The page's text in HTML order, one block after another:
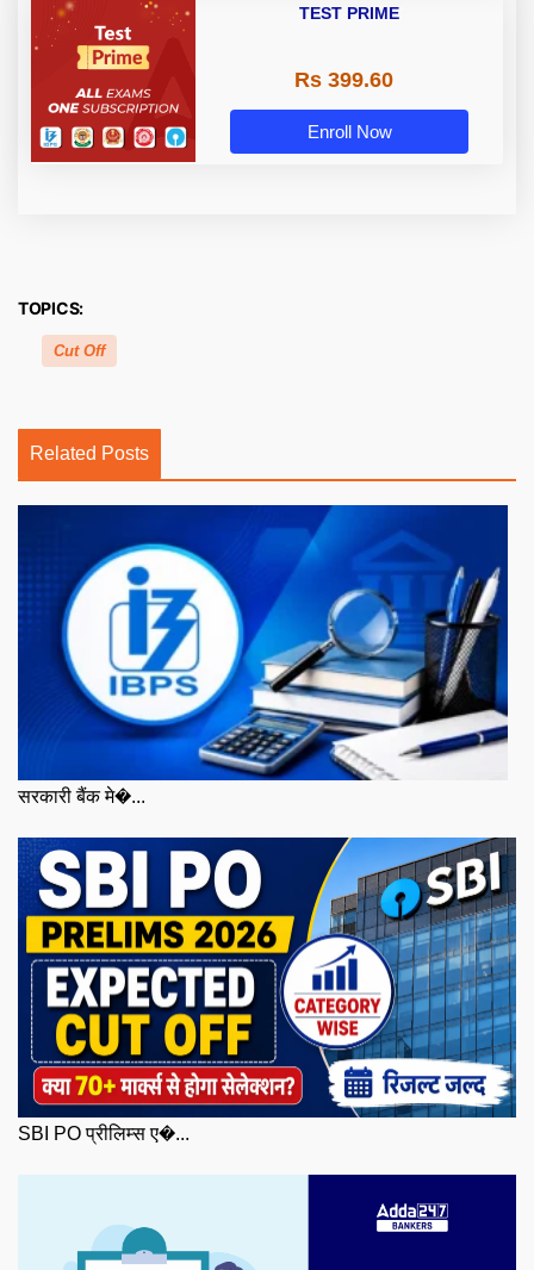
TEST PRIME
Rs 399.60
Enroll Now
TOPICS:
Cut Off
Related Posts
सरकारी बैंक मे�...
SBI PO प्रीलिम्स ए�...